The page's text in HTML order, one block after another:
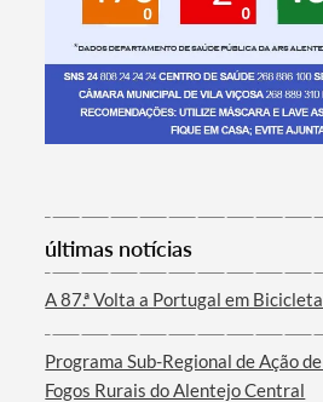
Categorias gerais
últimas notícias
A 87.ª Volta a Portugal em
Programa Sub-Regional de Ação
Fogos Rurais do Alentejo Central